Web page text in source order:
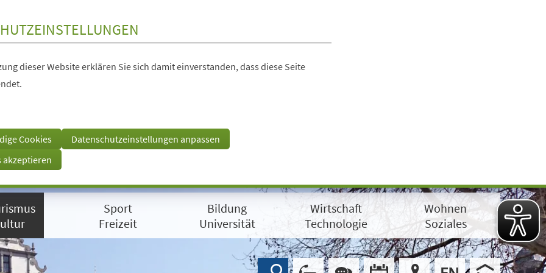
dieser Website erklären Sie sich damit einverstanden, dass diese Seite
Cookies
Datenschutzeinstellungen anpassen
akzeptieren
Sport
Freizeit
Bildung
Universität
Wirtschaft
Technologie
Wohnen
Soziales